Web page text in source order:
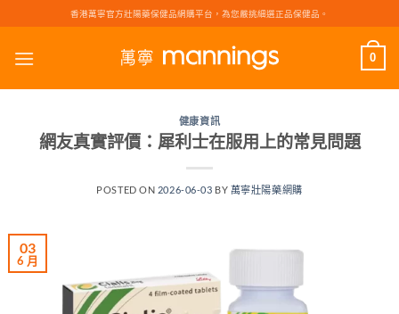
to
content
香港萬寧官方壯陽藥保健品網購平台，為您嚴挑細選正品保健品。
0
健康資訊
網友真實評價：犀利士在服用上的常見問題
POSTED ON 2026-06-03 BY 萬寧壯陽藥網購
03
6 月